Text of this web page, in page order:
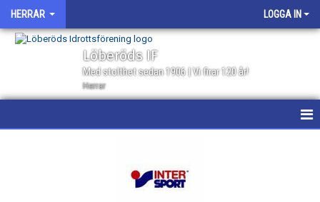
HERRAR LOGGA IN
Löberöds IF
Med stolthet sedan 1906 | Vi firar 120 år!
Herrar